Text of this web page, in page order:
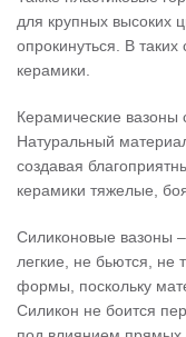
для крупных высоких
опрокинуться. В
керамики.
Керамические вазоны
Натуральный
создавая
керамики тяжелые,
Силиконовые вазоны
легкие, не бьются, не
формы, поскольку
Силикон не боится